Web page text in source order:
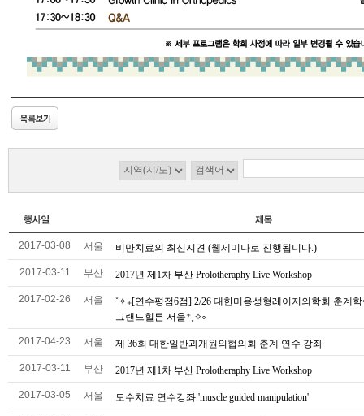
2017-03-08 서울 비만치료의 최신지견 (웹세미나로 진행됩니다.)
2017-03-11 부산 2017년 제1차 부산 Prolotheraphy Live Workshop
2017-02-26 서울
˚✧₊[연수평점6점] 2/26 대한미용성형레이저의학회 춘계
그랜드힐튼 서울⁺˳✧༚
2017-04-23 서울 제 36회 대한일반과개원의협의회 춘계 연수 강좌
2017-03-11 부산 2017년 제1차 부산 Prolotheraphy Live Workshop
2017-03-05 서울 도수치료 연수강좌 'muscle guided manipulation'